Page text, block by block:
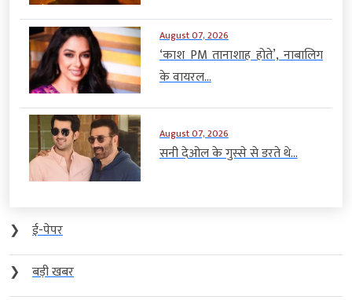
August 07, 2026
‘काश PM तानाशाह होते’, नाबालिग
के वायरल...
August 07, 2026
सनी देओल के गुस्से से डरते थे...
❯
ई-पेपर
❯
बड़ी खबर